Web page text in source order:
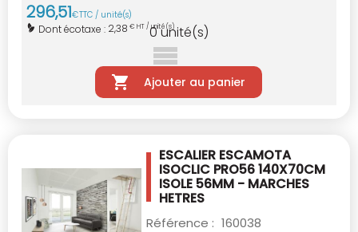
296,51€TTC / unité(s)
Dont écotaxe : 2,38 € HT / unité(s)
0unité(s)
Ajouter au panier
ESCALIER ESCAMOTA
ISOCLIC PRO56 140X70CM
ISOLE 56MM - MARCHES
HETRES
Référence : 160038